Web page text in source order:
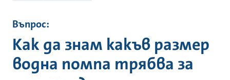
Въпрос:
Как да знам какъв размер
водна помпа трябва за